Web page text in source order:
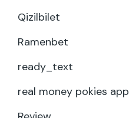
Qizilbilet
Ramenbet
ready_text
real money pokies app